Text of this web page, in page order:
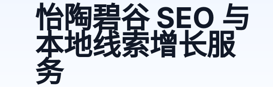
怡陶碧谷 SEO 与
本地线索增长服
务